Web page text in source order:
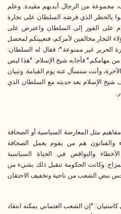
مجموعة من الرجال أيديهم مقيدة. وعلم
بالحظر الذي فرضه السلطان على تجارة
على الفور إلى السلطان واعترض على
التجار مخالفين لأمركم، فتعيينكم لمحصل
الحرير غير ممنوعة."؛ فقال له السلطان:
مهامكم." فأجابه شيخ الإسلام: "هذا ليس
وأنت ستسأل عنه يوم القيامة. وتبيان
الإسلام بعد حديثه مع السلطان الذي
مثل المعارضة السياسية أو الصحافة
والفنانون هم من يقوم بعمل الصحافة
والنواقص في الحياة السياسية
وكانت الحكومة تتقبل ذلك بشيء من
نبض الشعب من ناحية وتخفيف الاحتقان
كاستيان: "إن الشعب العثماني يمكنه انتقاد